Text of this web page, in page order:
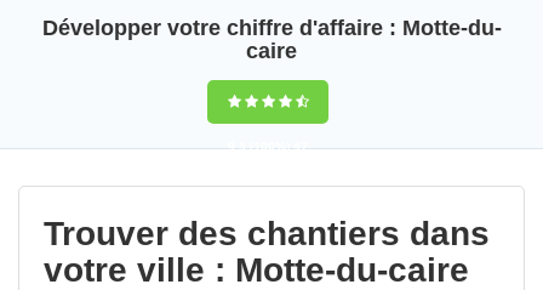
Développer votre chiffre d'affaire : Motte-du-
caire
9,5(100%)47
votes
Trouver des chantiers dans
votre ville : Motte-du-caire